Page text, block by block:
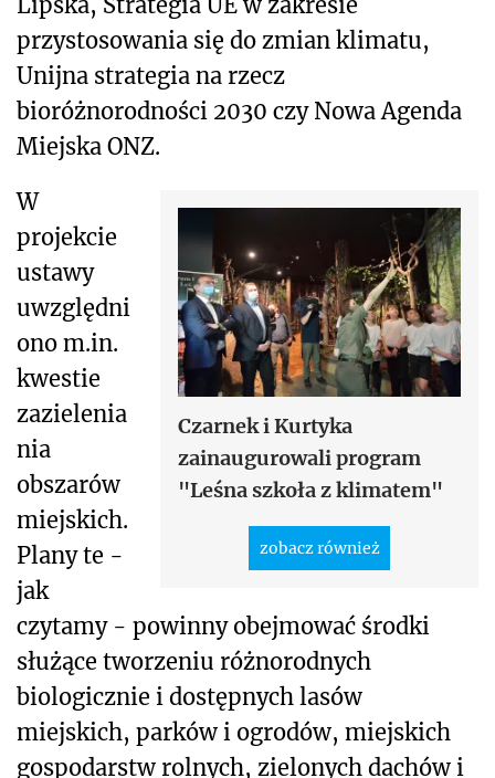
przystosowania się do zmian klimatu,
Unijna strategia na rzecz
bioróżnorodności 2030 czy Nowa Agenda
Miejska ONZ.
Czarnek i Kurtyka
zainaugurowali program
"Leśna szkoła z klimatem"
zobacz również
W
projekcie
ustawy
uwzględni
ono m.in.
kwestie
zazielenia
nia
obszarów
miejskich.
Plany te -
jak
czytamy - powinny obejmować środki
służące tworzeniu różnorodnych
biologicznie i dostępnych lasów
miejskich, parków i ogrodów, miejskich
gospodarstw rolnych, zielonych dachów i